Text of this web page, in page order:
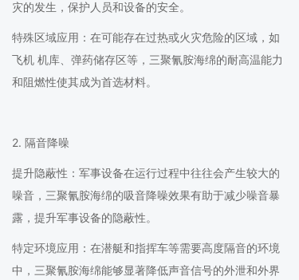
灾的发生，保护人员和设备的安全。
特殊区域应用：在可能存在过热或火灾危险的区域，如
飞机 机库、弹药储存区等，三聚氰胺海绵的耐高温能力
和阻燃性使其成为首选材料。
2. 隔音降噪
提升隐蔽性：军事设备在运行过程中往往会产生较大的
噪音，三聚氰胺海绵的吸音降噪效果有助于减少噪音暴
露，提升军事设备的隐蔽性。
特定环境应用：在潜艇和指挥车等需要高度隔音的环境
中，三聚氰胺海绵能够显著降低声音信号的外泄和外界